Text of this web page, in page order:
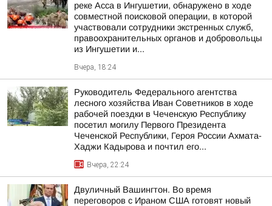
реке Асса в Ингушетии, обнаружено в ходе
совместной поисковой операции, в которой
участвовали сотрудники экстренных служб,
правоохранительных органов и добровольцы
из Ингушетии и...
Вчера, 18:24
Руководитель Федерального агентства
лесного хозяйства Иван Советников в ходе
рабочей поездки в Чеченскую Республику
посетил могилу Первого Президента
Чеченской Республики, Героя России Ахмата-
Хаджи Кадырова и почтил его...
Вчера, 22:24
Двуличный Вашингтон. Во время
переговоров с Ираном США готовят новый